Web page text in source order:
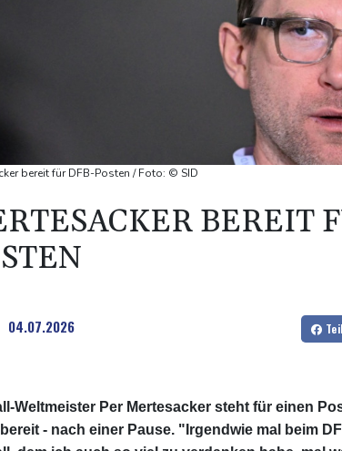
bereit für DFB-Posten / Foto: © SID
BEREIT
04.07.2026
Weltmeister Per Mertesacker steht für einen
- nach einer Pause. "Irgendwie mal beim